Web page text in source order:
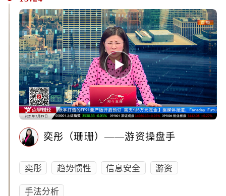
奕彤（珊珊）——游资操盘手
奕彤 趋势惯性 信息安全
游资
手法分析